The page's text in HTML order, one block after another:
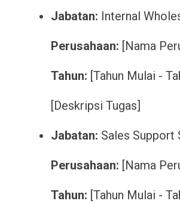
Jabatan: Internal
Perusahaan: [Nama
Tahun: [Tahun Mulai -
[Deskripsi Tugas]
Jabatan: Sales Support
Perusahaan: [Nama
Tahun: [Tahun Mulai -